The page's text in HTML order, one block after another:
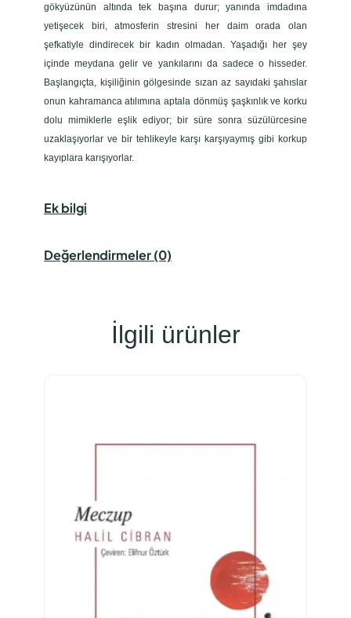
gökyüzünün altında tek başına durur; yanında imdadına
yetişecek biri, atmosferin stresini her daim orada olan
şefkatiyle dindirecek bir kadın olmadan. Yaşadığı her şey
içinde meydana gelir ve yankılarını da sadece o hisseder.
Başlangıçta, kişiliğinin gölgesinde sızan az sayıdaki şahıslar
onun kahramanca atılımına aptala dönmüş şaşkınlık ve korku
dolu mimiklerle eşlik ediyor; bir süre sonra süzülürcesine
uzaklaşıyorlar ve bir tehlikeyle karşı karşıyaymış gibi korkup
kayıplara karışıyorlar.
Ek bilgi
Değerlendirmeler (0)
İlgili ürünler